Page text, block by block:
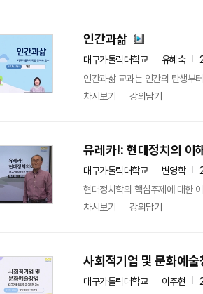
인간과삶
대구가톨릭대학교 유혜숙
인간과삶 교과는 인간의 탄생부
차시보기
강의담기
유레카!: 현대정치의 이
대구가톨릭대학교 변영학
현대정치학의 핵심주제에 대한
차시보기
강의담기
사회적기업 및 문화예술
대구가톨릭대학교 이주현